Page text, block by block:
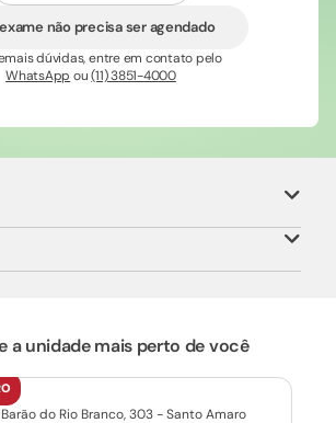
não precisa ser agendado
dúvidas, entre em contato pelo
WhatsApp ou(11) 3851-4000
a unidade mais perto de você
do Rio Branco, 303 - Santo Amaro